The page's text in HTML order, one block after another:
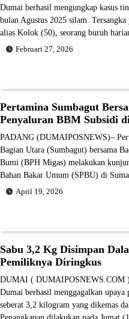
Dumai berhasil mengungkap kasus
bulan Agustus 2025 silam.
alias Kolok (50), seorang buruh
Februari 27, 2026
Pertamina Sumbagut
Penyaluran BBM Subsidi
PADANG (DUMAIPOSNEWS)–
Bagian Utara (Sumbagut) bersama
Bumi (BPH Migas) melakukan
Bahan Bakar Umum (SPBU) di
April 19, 2026
Sabu 3,2 Kg Disimpan
Pemiliknya Diringkus
DUMAI ( DUMAIPOSNEWS.COM )
Dumai berhasil menggagalkan upaya
seberat 3,2 kilogram yang dikemas